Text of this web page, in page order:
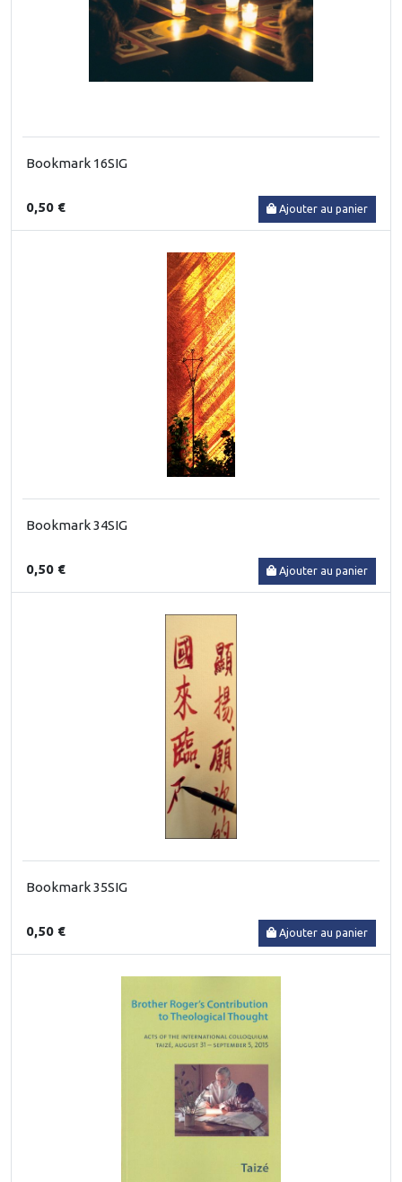
Bookmark 16SIG
0,50 € Ajouter au panier
Bookmark 34SIG
0,50 € Ajouter au panier
Bookmark 35SIG
0,50 € Ajouter au panier